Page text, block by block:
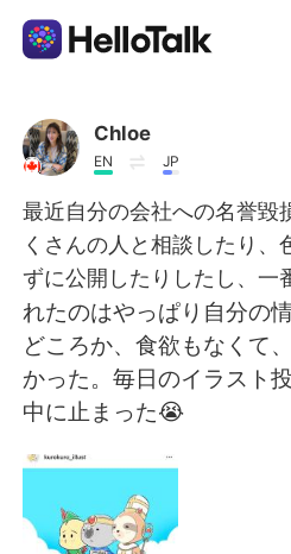
Language Exchange App
AI Grammar Checker
English
简体中文 繁體中文
Español
日本語
Chloe
EN JP
最近自分の会社への名誉毀
くさんの人と相談したり、
ずに公開したりしたし、一
れたのはやっぱり自分の
どころか、食欲もなくて
かった。毎日のイラスト
中に止まった😭